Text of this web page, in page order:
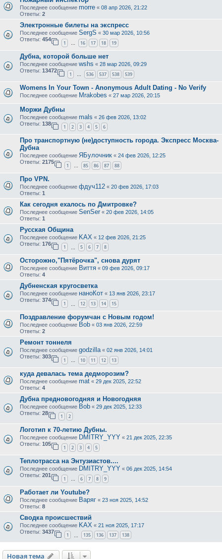
Последнее сообщение morre « 08 апр 2026, 21:22
Ответы: 2
Электронные билеты на экспресс
Последнее сообщение SergS « 30 мар 2026, 10:56
Ответы: 454
1 … 16 17 18 19
Дубна, которой больше нет
Последнее сообщение wshs « 28 мар 2026, 09:29
Ответы: 13472
1 536 537 538 539
Womens In Your Town - Anonymous Adult Dating - No Verify
Последнее сообщение Mrakobes « 27 мар 2026, 20:15
Моржи Дубны
Последнее сообщение mals « 26 фев 2026, 13:02
Ответы: 138
1 2 3 4 5 6
Про транспортную (не)доступность города. Экспресс Москва-
Дубна
Последнее сообщение ЯБулочник « 24 фев 2026, 12:25
Ответы: 2175
1 … 85 86 87 88
Про VPN.
Последнее сообщение фдуч112 « 20 фев 2026, 17:03
Ответы: 1
Как сегодня ехалось по Дмитровке?
Последнее сообщение SenSer « 20 фев 2026, 14:05
Ответы: 1
Русская Община
Последнее сообщение KAX « 12 фев 2026, 21:25
Ответы: 176
1 5 6 7 8
Осторожно,"Пятёрочка", снова дурят
Последнее сообщение Виття « 09 фев 2026, 09:17
Ответы: 4
Дубненская кругосветка
Последнее сообщение наноКот « 13 янв 2026, 23:17
Ответы: 374
1 12 13 14 15
Поздравление форумчан с Новым годом!
Последнее сообщение Bob « 03 янв 2026, 22:59
Ответы: 2
Ремонт тоннеля
Последнее сообщение godzilla « 02 янв 2026, 14:01
Ответы: 303
1 … 10 11 12 13
куда девалась тема дедморозим?
Последнее сообщение mat « 29 дек 2025, 22:52
Ответы: 4
Дубна предновогодняя и Новогодняя
Последнее сообщение Bob « 29 дек 2025, 12:33
Ответы: 28
1 2
Логотип к 70-летию Дубны.
Последнее сообщение DMITRY_YYY « 21 дек 2025, 22:35
Ответы: 105
1 2 3 4 5
Теплотрасса на Энтузиастов....
Последнее сообщение DMITRY_YYY « 06 дек 2025, 14:54
Ответы: 201
1 … 6 7 8 9
Работает ли Youtube?
Последнее сообщение Варяг « 23 ноя 2025, 14:52
Ответы: 8
Сводка происшествий
Последнее сообщение KAX « 21 ноя 2025, 17:17
Ответы: 3437
1 135 136 137 138
Новая тема